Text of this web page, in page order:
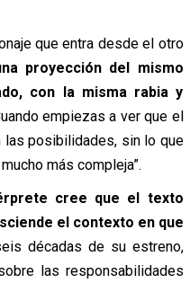
que entra desde el otro
proyección del mismo
con la misma rabia y
empiezas a ver que el
las posibilidades, sin lo que
más compleja”.
cree que el texto
el contexto en que
décadas de su estreno,
las responsabilidades